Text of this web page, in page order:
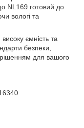
NL169 готовий до
вологі та
ємність та
безпеки,
для вашого